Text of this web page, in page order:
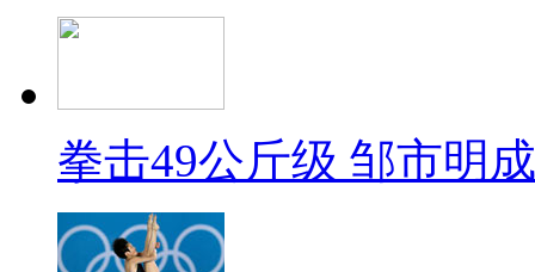
拳击49公斤级 邹市明